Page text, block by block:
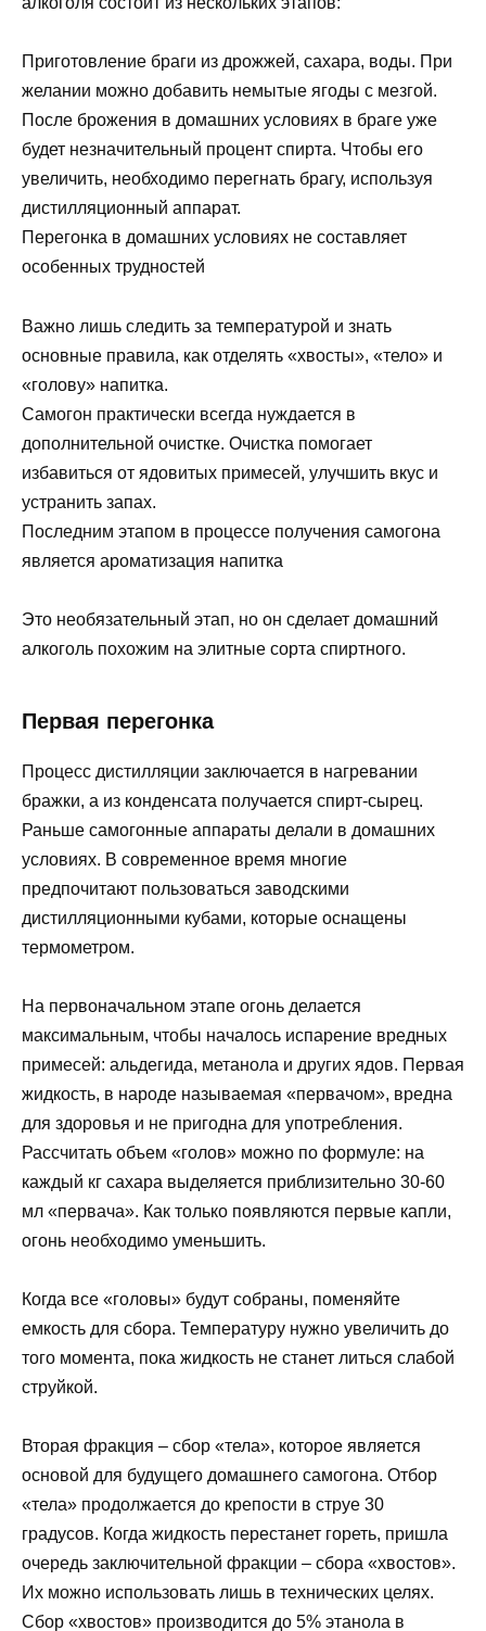
Приготовление браги из дрожжей, сахара, воды. При
желании можно добавить немытые ягоды с мезгой.
После брожения в домашних условиях в браге уже
будет незначительный процент спирта. Чтобы его
увеличить, необходимо перегнать брагу, используя
дистилляционный аппарат.
Перегонка в домашних условиях не составляет
особенных трудностей
Важно лишь следить за температурой и знать
основные правила, как отделять «хвосты», «тело» и
«голову» напитка.
Самогон практически всегда нуждается в
дополнительной очистке. Очистка помогает
избавиться от ядовитых примесей, улучшить вкус и
устранить запах.
Последним этапом в процессе получения самогона
является ароматизация напитка
Это необязательный этап, но он сделает домашний
алкоголь похожим на элитные сорта спиртного.
Первая перегонка
Процесс дистилляции заключается в нагревании
бражки, а из конденсата получается спирт-сырец.
Раньше самогонные аппараты делали в домашних
условиях. В современное время многие
предпочитают пользоваться заводскими
дистилляционными кубами, которые оснащены
термометром.
На первоначальном этапе огонь делается
максимальным, чтобы началось испарение вредных
примесей: альдегида, метанола и других ядов. Первая
жидкость, в народе называемая «первачом», вредна
для здоровья и не пригодна для употребления.
Рассчитать объем «голов» можно по формуле: на
каждый кг сахара выделяется приблизительно 30-60
мл «первача». Как только появляются первые капли,
огонь необходимо уменьшить.
Когда все «головы» будут собраны, поменяйте
емкость для сбора. Температуру нужно увеличить до
того момента, пока жидкость не станет литься слабой
струйкой.
Вторая фракция – сбор «тела», которое является
основой для будущего домашнего самогона. Отбор
«тела» продолжается до крепости в струе 30
градусов. Когда жидкость перестанет гореть, пришла
очередь заключительной фракции – сбора «хвостов».
Их можно использовать лишь в технических целях.
Сбор «хвостов» производится до 5% этанола в